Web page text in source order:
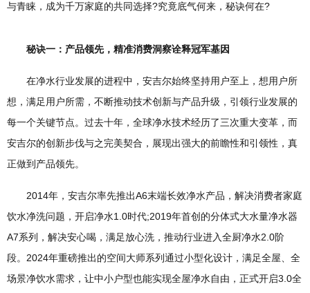
与青睐，成为千万家庭的共同选择?究竟底气何来，秘诀何在?
秘诀一：产品领先，精准消费洞察诠释冠军基因​​
在净水行业发展的进程中，安吉尔始终坚持用户至上，想用户所
想，满足用户所需，不断推动技术创新与产品升级，引领行业发展的
每一个关键节点。过去十年，全球净水技术经历了三次重大变革，而
安吉尔的创新步伐与之完美契合，展现出强大的前瞻性和引领性，真
正做到产品领先。
2014年，安吉尔率先推出A6末端长效净水产品，解决消费者家庭
饮水净洗问题，开启净水1.0时代;2019年首创的分体式大水量净水器
A7系列，解决安心喝，满足放心洗，推动行业进入全厨净水2.0阶
段。2024年重磅推出的空间大师系列通过小型化设计，满足全屋、全
场景净饮水需求，让中小户型也能实现全屋净水自由，正式开启3.0全